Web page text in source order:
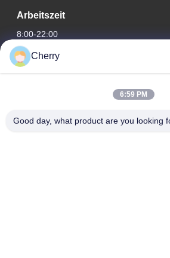
Arbeitszeit
8:00-22:00
Unsere Adresse
Hegui Industriepark, Lishui, Nanhai
Cherry
6:59 PM
Good day, what product are you looking